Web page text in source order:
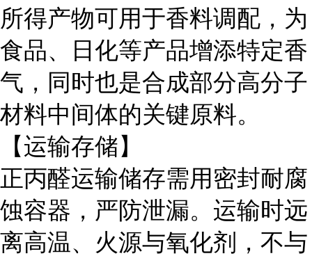
所得产物可用于香料调配，为
食品、日化等产品增添特定香
气，同时也是合成部分高分子
材料中间体的关键原料。
【运输存储】
正丙醛运输储存需用密封耐腐
蚀容器，严防泄漏。运输时远
离高温、火源与氧化剂，不与